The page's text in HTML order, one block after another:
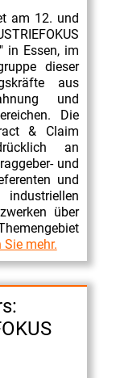
am 12. und
in Essen, im
dieser
aus
und
Die
& Claim
an
und
und
über
Sie mehr.